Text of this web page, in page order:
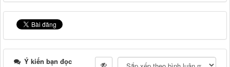
Ý kiến bạn đọc